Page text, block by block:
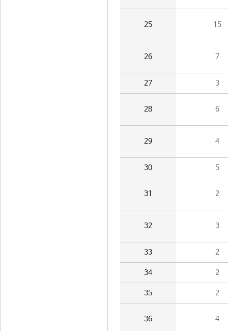
25 15
26 7
27 3
28 6
29 4
30 5
31 2
32 3
33 2
34 2
35 2
36 4